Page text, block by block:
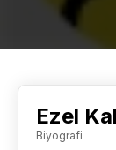
Ezel
Biyografi